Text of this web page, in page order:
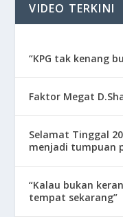
VIDEO TERKINI
“KPG tak kenang
Faktor Megat
Selamat Tinggal
menjadi tumpuan
“Kalau bukan
tempat sekarang”